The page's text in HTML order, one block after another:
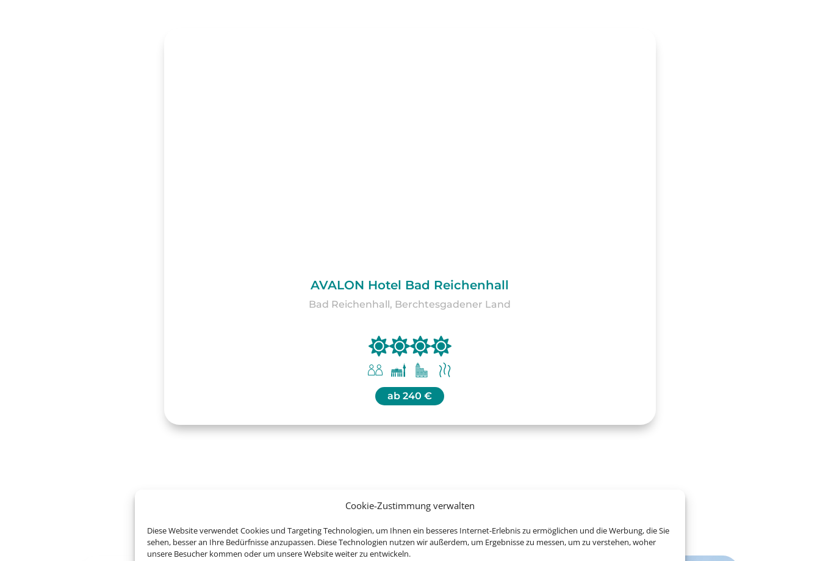
Cookie-Zustimmung verwalten
Diese Website verwendet Cookies und Targeting Technologien, um Ihnen ein besseres Internet-Erlebnis zu ermöglichen und die Werbung, die Sie
sehen, besser an Ihre Bedürfnisse anzupassen. Diese Technologien nutzen wir außerdem, um Ergebnisse zu messen, um zu verstehen, woher
unsere Besucher kommen oder um unsere Website weiter zu entwickeln.
AVALON Hotel Bad Reichenhall
Bad Reichenhall, Berchtesgadener Land
ab 240 €
Entdecken Sie jetzt die schönsten Regionen Deutschlands